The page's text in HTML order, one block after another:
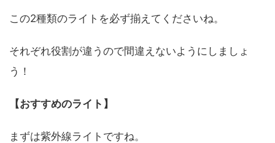
この2種類のライトを必ず揃えてくださいね。
それぞれ役割が違うので間違えないようにしましょ
う！
【おすすめのライト】
まずは紫外線ライトですね。